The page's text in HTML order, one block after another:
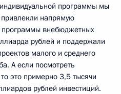
программы мы
напрямую
программы внебюджетных
рублей и поддержали
малого и среднего
А если посмотреть
это примерно 3,5 тысячи
рублей инвестиций.